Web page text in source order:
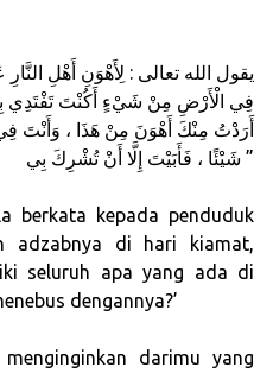
يقول الله تعالى : لِأَهْوَنِ أَهْلِ النَّارِ
فِي الْأَرْضِ مِنْ شَيْءٍ أَكُنْتَ تَفْتَدِي
أَرَدْتُ مِنْكَ أَهْوَنَ مِنْ هَذَا ، وَأَنْتَ
شَيْئًا ، فَأَبَيْتَ إِلَّا أَنْ تُشْرِكَ بِي ”
berkata kepada penduduk
adzabnya di hari kiamat,
seluruh apa yang ada di
dengannya?’
darimu yang